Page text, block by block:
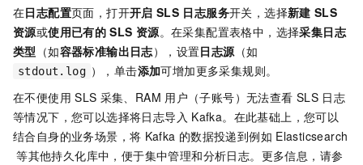
在日志配置页面，打开开启 SLS 日志服务开关，选择新建 SLS
资源或使用已有的 SLS 资源。在采集配置表格中，选择采集日志
类型 （如容器标准输出日志），设置日志源（如
stdout.log ），单击添加可增加更多采集规则。
在不便使用 SLS 采集、RAM 用户（子账号）无法查看 SLS 日志
等情况下，您可以选择将日志导入 Kafka。在此基础上，您可以
结合自身的业务场景，将 Kafka 的数据投递到例如 Elasticsearch
等其他持久化库中，便于集中管理和分析日志。更多信息，请参